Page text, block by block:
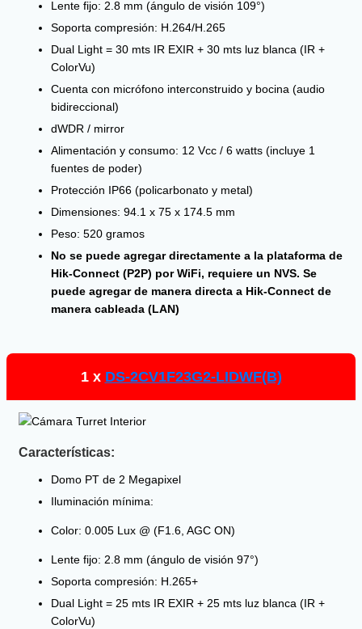
Lente fijo: 2.8 mm (ángulo de visión 109°)
Soporta compresión: H.264/H.265
Dual Light = 30 mts IR EXIR + 30 mts luz blanca (IR +
ColorVu)
Cuenta con micrófono interconstruido y bocina (audio
bidireccional)
dWDR / mirror
Alimentación y consumo: 12 Vcc / 6 watts (incluye 1
fuentes de poder)
Protección IP66 (policarbonato y metal)
Dimensiones: 94.1 x 75 x 174.5 mm
Peso: 520 gramos
No se puede agregar directamente a la plataforma de
Hik-Connect (P2P) por WiFi, requiere un NVS. Se
puede agregar de manera directa a Hik-Connect de
manera cableada (LAN)
1 x DS-2CV1F23G2-LIDWF(B)
Características:
Domo PT de 2 Megapixel
Iluminación mínima:
Color: 0.005 Lux @ (F1.6, AGC ON)
Lente fijo: 2.8 mm (ángulo de visión 97°)
Soporta compresión: H.265+
Dual Light = 25 mts IR EXIR + 25 mts luz blanca (IR +
ColorVu)